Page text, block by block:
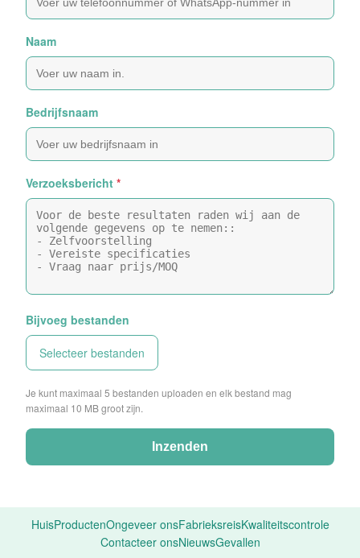
Naam
Bedrijfsnaam
Verzoeksbericht *
Bijvoeg bestanden
Selecteer bestanden
Je kunt maximaal 5 bestanden uploaden en elk bestand mag
maximaal 10 MB groot zijn.
Inzenden
HuisProductenOngeveer onsFabrieksreisKwaliteitscontrole
Contacteer onsNieuwsGevallen